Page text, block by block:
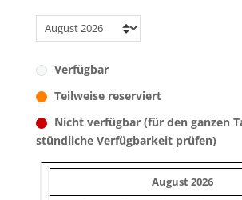
Verfügbar
Teilweise reserviert
Nicht verfügbar (für den ganzen
stündliche Verfügbarkeit prüfen)
August 2026